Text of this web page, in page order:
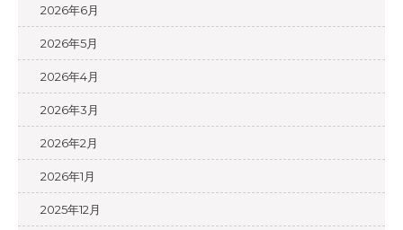
2026年6月
2026年5月
2026年4月
2026年3月
2026年2月
2026年1月
2025年12月